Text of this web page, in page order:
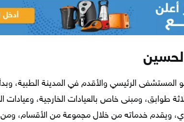
الرئيسي والأقدم في المدينة الطبية،
ثلاثة طوابق، ومبنى خاص بالعيادات الخارجية،
ويقدم خدماته من خلال مجموعة من الأقسام، ومن